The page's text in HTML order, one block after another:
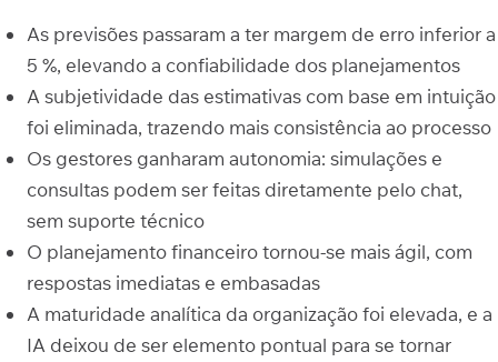
As previsões passaram a ter margem de erro inferior a
5 %, elevando a confiabilidade dos planejamentos
A subjetividade das estimativas com base em intuição
foi eliminada, trazendo mais consistência ao processo
Os gestores ganharam autonomia: simulações e
consultas podem ser feitas diretamente pelo chat,
sem suporte técnico
O planejamento financeiro tornou-se mais ágil, com
respostas imediatas e embasadas
A maturidade analítica da organização foi elevada, e a
IA deixou de ser elemento pontual para se tornar